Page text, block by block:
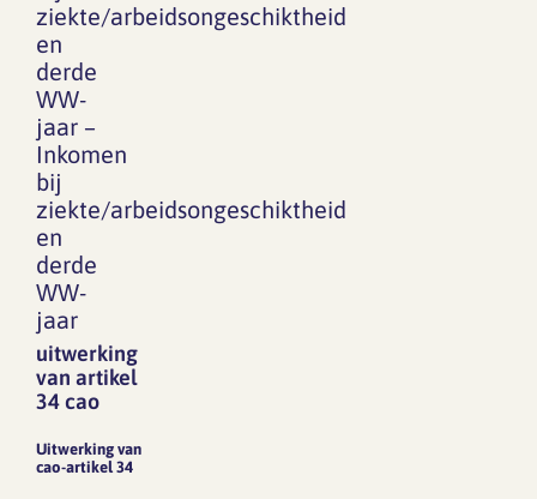
ziekte/arbeidsongeschiktheid
en
derde
WW-
jaar –
Inkomen
bij
ziekte/arbeidsongeschiktheid
en
derde
WW-
jaar
uitwerking
van artikel
34 cao
Uitwerking van
cao-artikel 34